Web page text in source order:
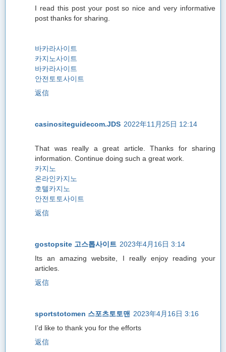
I read this post your post so nice and very informative
post thanks for sharing.
바카라사이트
카지노사이트
바카라사이트
안전토토사이트
返信
casinositeguidecom.JDS 2022年11月25日 12:14
That was really a great article. Thanks for sharing
information. Continue doing such a great work.
카지노
온라인카지노
호텔카지노
안전토토사이트
返信
gostopsite 고스톱사이트 2023年4月16日 3:14
Its an amazing website, I really enjoy reading your
articles.
返信
sportstotomen 스포츠토토맨 2023年4月16日 3:16
I’d like to thank you for the efforts
返信